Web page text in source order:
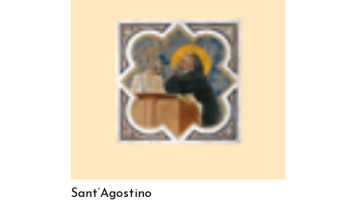
Sant’Agostino